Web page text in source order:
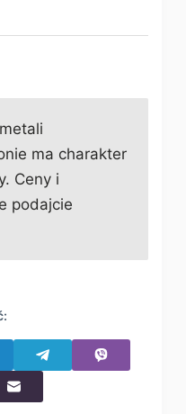
ma charakter
Ceny i
podajcie